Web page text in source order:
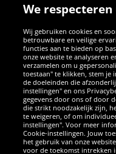
SOCIALE MEDIA
FacebookInstagram
WhatsApp
TikTok
APPS
We
Wij gebruiken cookies en
betrouwbare en veilige
functies aan te bieden op
onze website te analyseren
verzamelen om u
toestaan" te klikken, stem je
de doeleinden die
instellingen" en ons
gegevens door ons of door
die strikt noodzakelijk zijn,
te weigeren, of om
instellingen". Voor meer
Cookie-instellingen. Jouw
het gebruik van onze
voor de toekomst intrekken